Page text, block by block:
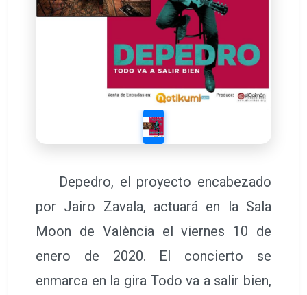
Depedro, el proyecto encabezado
por Jairo Zavala, actuará en la Sala
Moon de València el viernes 10 de
enero de 2020. El concierto se
enmarca en la gira Todo va a salir bien,